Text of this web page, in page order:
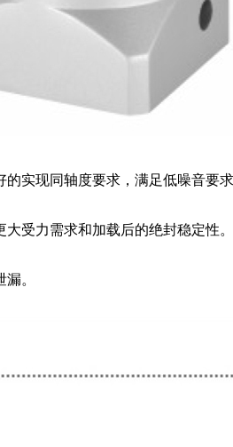
实现同轴度要求，满足低噪音要
受力需求和加载后的绝封稳定性。
。